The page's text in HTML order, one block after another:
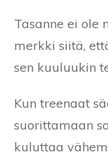
Tasanne ei ole
merkki siitä,
sen kuuluukin
Kun treenaat
suorittamaan
kuluttaa